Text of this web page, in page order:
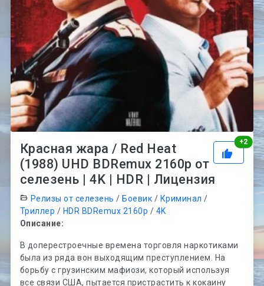
+2
Красная жара / Red Heat
(1988) UHD BDRemux 2160p от
селезень | 4K | HDR | Лицензия
Релизы от селезень / Боевик / Криминал /
Триллер / HDR BDRemux 2160p / 4K
Описание:
В доперестроечные времена торговля наркотиками
была из ряда вон выходящим преступлением. На
борьбу с грузинским мафиози, который используя
все связи США, пытается пристрастить к кокаину